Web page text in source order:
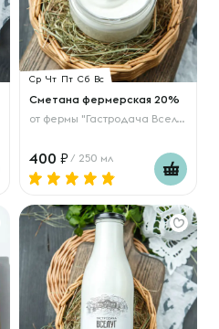
Ср Чт Пт Сб Вс
Сметана фермерская 20%
от фермы "Гастродача Вселуг"
400 / 250 мл